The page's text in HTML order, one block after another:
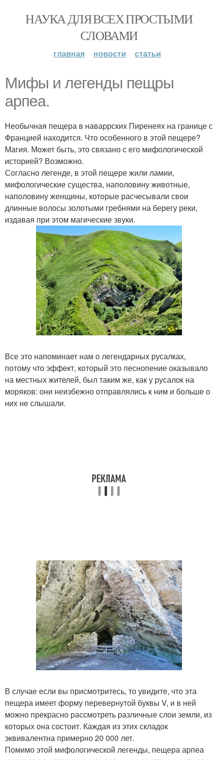
НАУКА ДЛЯ ВСЕХ ПРОСТЫМИ
СЛОВАМИ
главная новости статьи
Мифы и легенды пещры
арпеа.
Необычная пещера в наваррских Пиренеях на границе с
Францией находится. Что особенного в этой пещере?
Магия. Может быть, это связано с его мифологической
историей? Возможно.
Согласно легенде, в этой пещере жили ламии,
мифологические существа, наполовину животные,
наполовину женщины, которые расчесывали свои
длинные волосы золотыми гребнями на берегу реки,
издавая при этом магические звуки.
Все это напоминает нам о легендарных русалках,
потому что эффект, который это песнопение оказывало
на местных жителей, был таким же, как у русалок на
моряков: они неизбежно отправлялись к ним и больше о
них не слышали.
В случае если вы присмотритесь, то увидите, что эта
пещера имеет форму перевернутой буквы V, и в ней
можно прекрасно рассмотреть различные слои земли, из
которых она состоит. Каждая из этих складок
эквивалентна примерно 20 000 лет.
Помимо этой мифологической легенды, пещера арпеа